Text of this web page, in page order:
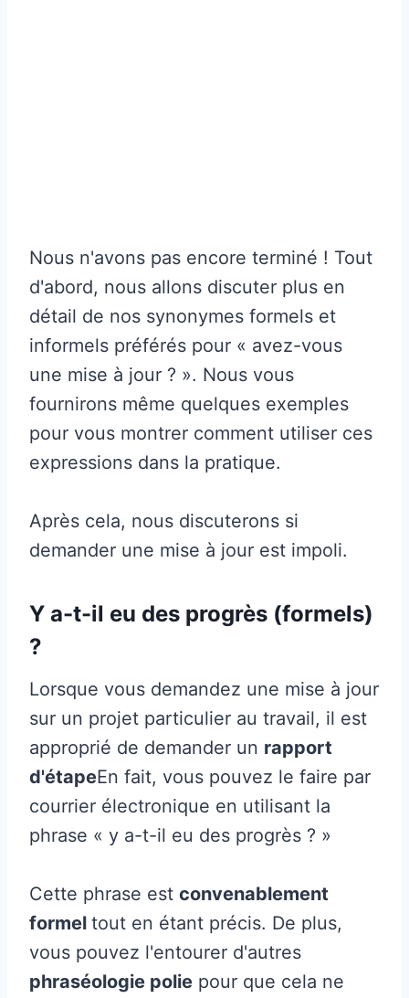
Nous n'avons pas encore terminé ! Tout
d'abord, nous allons discuter plus en
détail de nos synonymes formels et
informels préférés pour « avez-vous
une mise à jour ? ». Nous vous
fournirons même quelques exemples
pour vous montrer comment utiliser ces
expressions dans la pratique.
Après cela, nous discuterons si
demander une mise à jour est impoli.
Y a-t-il eu des progrès (formels)
?
Lorsque vous demandez une mise à jour
sur un projet particulier au travail, il est
approprié de demander un rapport
d'étapeEn fait, vous pouvez le faire par
courrier électronique en utilisant la
phrase « y a-t-il eu des progrès ? »
Cette phrase est convenablement
formel tout en étant précis. De plus,
vous pouvez l'entourer d'autres
phraséologie polie pour que cela ne